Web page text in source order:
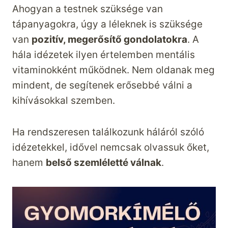
Ahogyan a testnek szüksége van
tápanyagokra, úgy a léleknek is szüksége
van pozitív, megerősítő gondolatokra. A
hála idézetek ilyen értelemben mentális
vitaminokként működnek. Nem oldanak meg
mindent, de segítenek erősebbé válni a
kihívásokkal szemben.
Ha rendszeresen találkozunk háláról szóló
idézetekkel, idővel nemcsak olvassuk őket,
hanem belső szemléletté válnak.